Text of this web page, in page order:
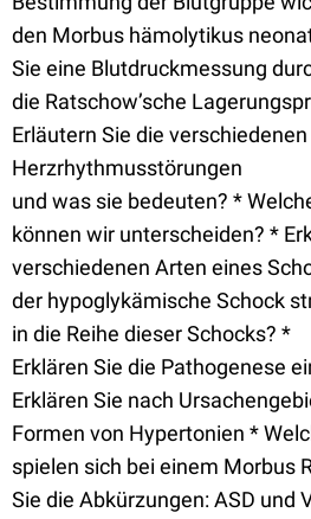
den Morbus hämolytikus
Sie eine Blutdruckmessung
die Ratschow’sche
Erläutern Sie die
Herzrhythmusstörungen
und was sie bedeuten? *
können wir unterscheiden? *
verschiedenen Arten eines
der hypoglykämische Schock
in die Reihe dieser Schocks? *
Erklären Sie die Pathogenese
Erklären Sie nach
Formen von Hypertonien *
spielen sich bei einem Morbus
Sie die Abkürzungen: ASD und